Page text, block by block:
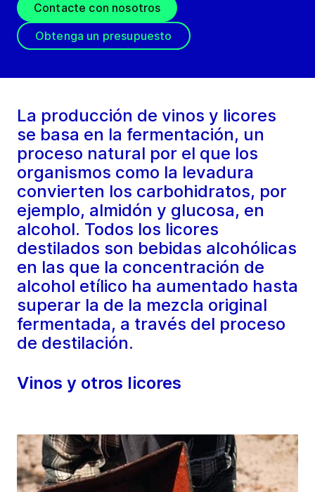
Contacte con nosotros
Obtenga un presupuesto
La producción de vinos y licores
se basa en la fermentación, un
proceso natural por el que los
organismos como la levadura
convierten los carbohidratos, por
ejemplo, almidón y glucosa, en
alcohol. Todos los licores
destilados son bebidas alcohólicas
en las que la concentración de
alcohol etílico ha aumentado hasta
superar la de la mezcla original
fermentada, a través del proceso
de destilación.
Vinos y otros licores